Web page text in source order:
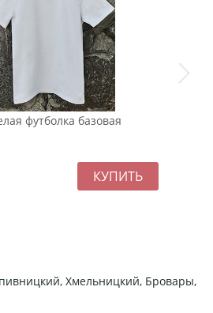
футболка базовая
Хмельницкий, Бровары,